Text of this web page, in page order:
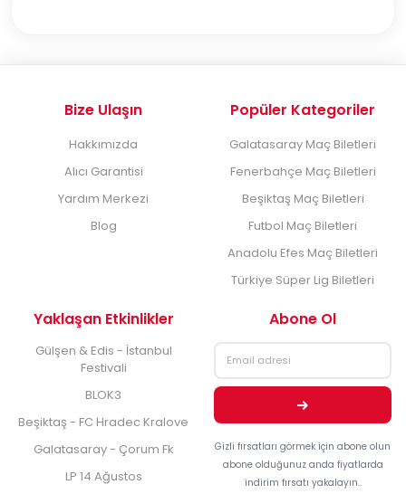
Bize Ulaşın
Hakkımızda
Alıcı Garantisi
Yardım Merkezi
Blog
Popüler Kategoriler
Galatasaray Maç Biletleri
Fenerbahçe Maç Biletleri
Beşiktaş Maç Biletleri
Futbol Maç Biletleri
Anadolu Efes Maç Biletleri
Türkiye Süper Lig Biletleri
Yaklaşan Etkinlikler
Gülşen & Edis - İstanbul
Festivali
BLOK3
Beşiktaş - FC Hradec Kralove
Galatasaray - Çorum Fk
LP 14 Ağustos
Abone Ol
Gizli fırsatları görmek için abone olun
abone olduğunuz anda fiyatlarda
indirim fırsatı yakalayın..